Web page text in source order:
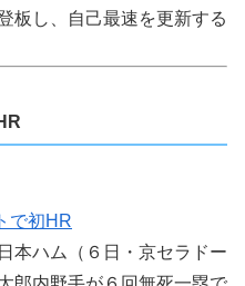
板し、自己最速を更新する
で初HR
ハム（６日・京セラドー